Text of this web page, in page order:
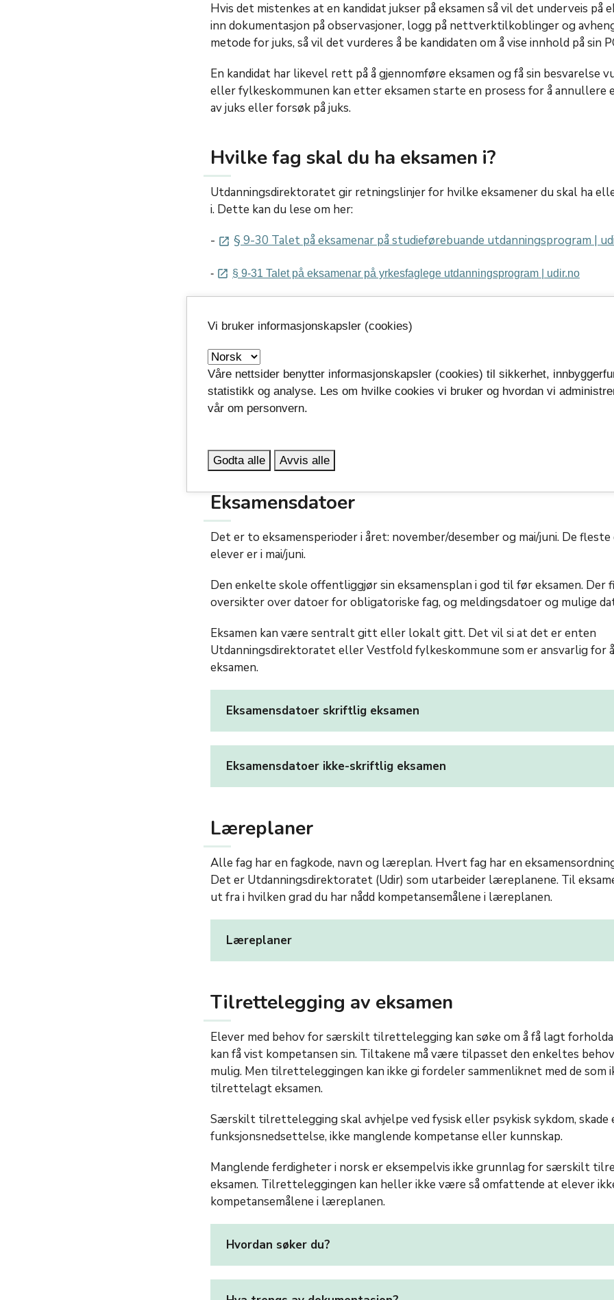
Hvis det mistenkes at en kandidat jukser på eksamen så vil det underveis på
inn dokumentasjon på observasjoner, logg på nettverktilkoblinger og
metode for juks, så vil det vurderes å be kandidaten om å vise innhold på sin
En kandidat har likevel rett på å gjennomføre eksamen og få sin besvarelse
eller fylkeskommunen kan etter eksamen starte en prosess for å annullere
av juks eller forsøk på juks.
Hvilke fag skal du ha eksamen i?
Utdanningsdirektoratet gir retningslinjer for hvilke eksamener du skal ha
i. Dette kan du lese om her:
- launch § 9-30 Talet på eksamenar på studieførebuande utdanningsprogram |
- launch § 9-31 Talet på eksamenar på yrkesfaglege utdanningsprogram | udir.no
er mulig å bli trukket til eksamen i.
Det er skolens ansvar å melde opp sine elever til eksamen. I
skole finner du oversikt over hvilke datoer du får vite om du skal ha eksamen
når eksamen skal være.
Når du er elev ved en skole er det ikke egen eksamensavgift. Som elev
eksamen i de fagene.
Eksamensdatoer
Det er to eksamensperioder i året: november/desember og mai/juni. De
elever er i mai/juni.
Den enkelte skole offentliggjør sin eksamensplan i god til før eksamen. Der
oversikter over datoer for obligatoriske fag, og meldingsdatoer og mulige
Eksamen kan være sentralt gitt eller lokalt gitt. Det vil si at det er enten
Utdanningsdirektoratet eller Vestfold fylkeskommune som er ansvarlig for
eksamen.
Eksamensdatoer skriftlig eksamen
Eksamensdatoer ikke-skriftlig eksamen
Læreplaner
Alle fag har en fagkode, navn og læreplan. Hvert fag har en
Det er Utdanningsdirektoratet (Udir) som utarbeider læreplanene. Til
ut fra i hvilken grad du har nådd kompetansemålene i læreplanen.
Læreplaner
Tilrettelegging av eksamen
Elever med behov for særskilt tilrettelegging kan søke om å få lagt
kan få vist kompetansen sin. Tiltakene må være tilpasset den enkeltes
mulig. Men tilretteleggingen kan ikke gi fordeler sammenliknet med de som
tilrettelagt eksamen.
Særskilt tilrettelegging skal avhjelpe ved fysisk eller psykisk sykdom, skade
funksjonsnedsettelse, ikke manglende kompetanse eller kunnskap.
Manglende ferdigheter i norsk er eksempelvis ikke grunnlag for særskilt
eksamen. Tilretteleggingen kan heller ikke være så omfattende at elever
kompetansemålene i læreplanen.
Hvordan søker du?
Vi bruker informasjonskapsler (cookies)
Våre nettsider benytter informasjonskapsler (cookies) til sikkerhet,
statistikk og analyse. Les om hvilke cookies vi bruker og hvordan vi
vår om personvern.
Godta alle Avvis alle